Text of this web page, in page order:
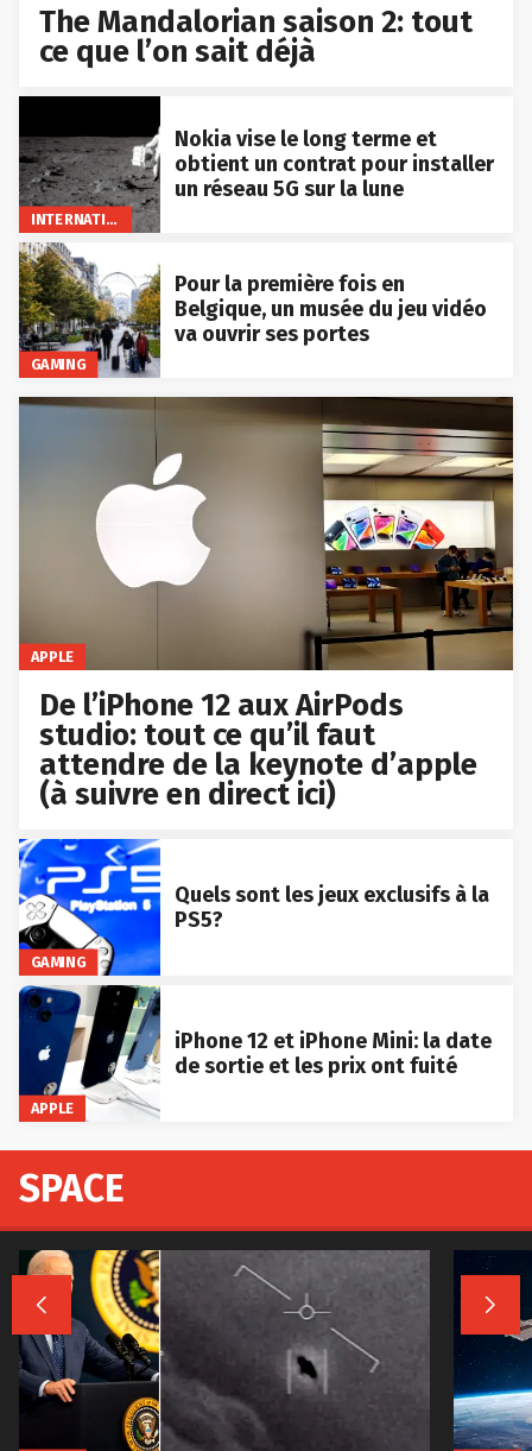
The Mandalorian saison 2: tout
ce que l’on sait déjà
INTERNATIONAL
Nokia vise le long terme et
obtient un contrat pour installer
un réseau 5G sur la lune
GAMING
Pour la première fois en
Belgique, un musée du jeu vidéo
va ouvrir ses portes
APPLE
De l’iPhone 12 aux AirPods
studio: tout ce qu’il faut
attendre de la keynote d’apple
(à suivre en direct ici)
GAMING
Quels sont les jeux exclusifs à la
PS5?
APPLE
iPhone 12 et iPhone Mini: la date
de sortie et les prix ont fuité
SPACE
 